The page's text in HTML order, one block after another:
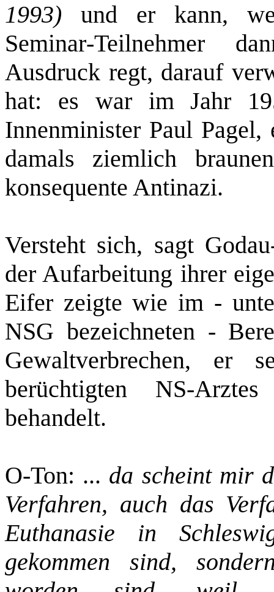
1993) und er kann,
Seminar‑Teilnehmer
Ausdruck regt, darauf
hat: es war im Jahr
Innenminister Paul
damals ziemlich
konsequente Antinazi.
Versteht sich, sagt
der Aufarbeitung ihrer
Eifer zeigte wie im ‑
NSG bezeichneten ‑
Gewaltverbrechen,
berüchtigten
behandelt.
O‑Ton: ... da scheint mir
Verfahren, auch das
Euthanasie in
gekommen sind,